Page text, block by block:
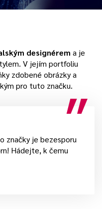
designérem a je
V jejím portfoliu
zdobené obrázky a
pro tuto značku.
značky je bezesporu
Hádejte, k čemu